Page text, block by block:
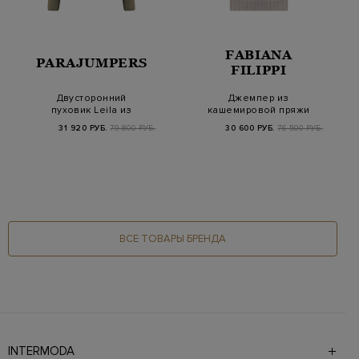
PARAJUMPERS
Двусторонний
пуховик Leila из
макро-п…
31 920 РУБ. 79 800 РУБ.
FABIANA
FILIPPI
Джемпер из
кашемировой пряжи
30 600 РУБ. 76 500 РУБ.
ВСЕ ТОВАРЫ БРЕНДА
INTERMODA